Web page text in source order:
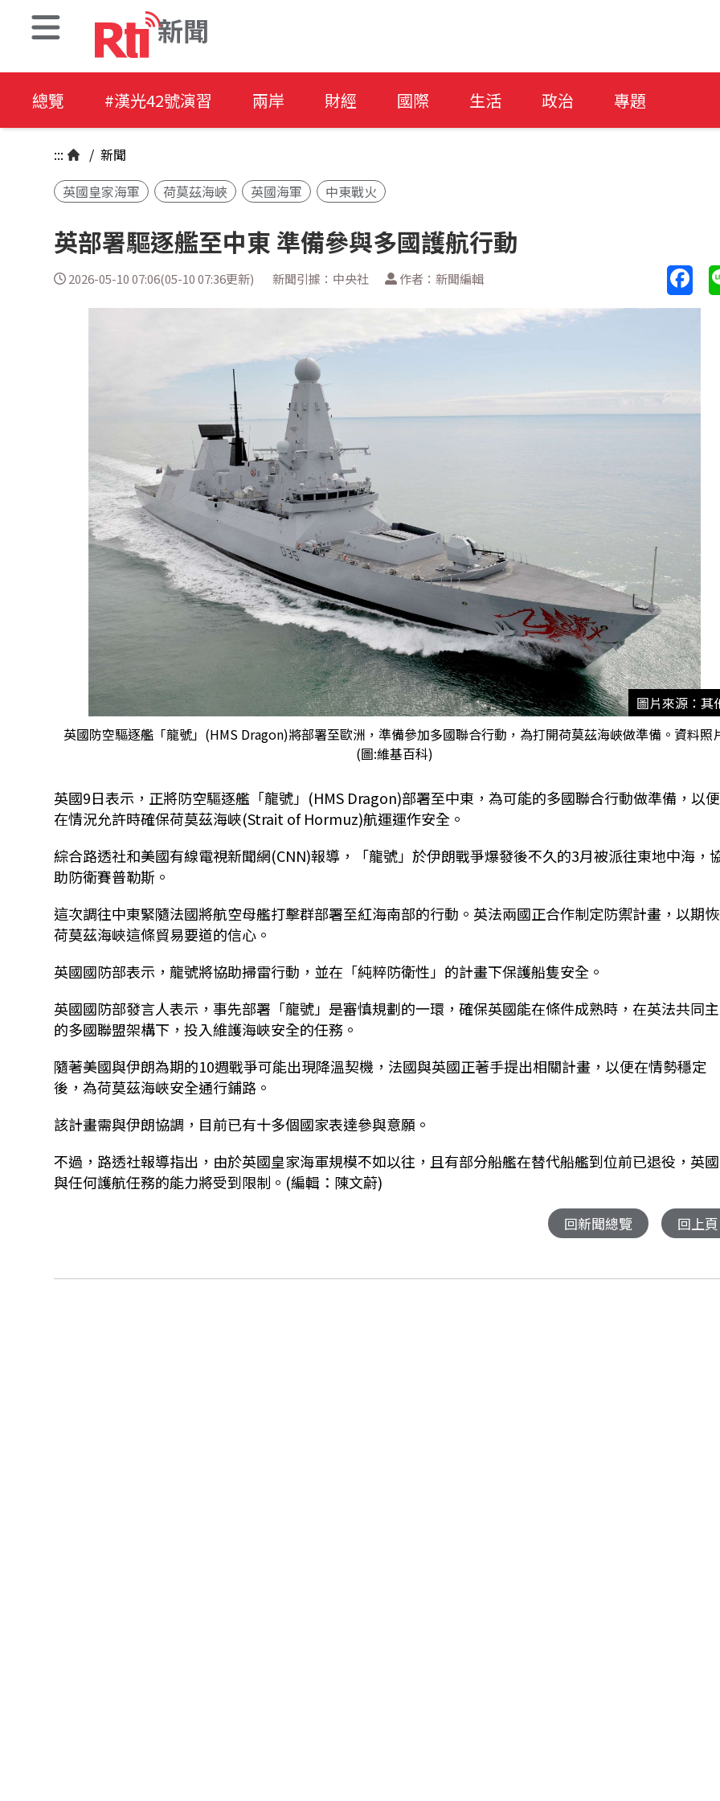
新聞
總覽 #漢光42號演習 兩岸 財經 國際 生活 政治 專題
::: / 新聞
英國皇家海軍
荷莫茲海峽 英國海軍 中東戰火
英部署驅逐艦至中東 準備參與多國護航行動
2026-05-10 07:06(05-10 07:36更新) 新聞引據：中央社 作者：新聞編輯
圖片來源：其
英國防空驅逐艦「龍號」(HMS Dragon)將部署至歐洲，準備參加多國聯合行動，為打開荷莫茲海峽做準備。資料照
(圖:維基百科)
英國9日表示，正將防空驅逐艦「龍號」(HMS Dragon)部署至中東，為可能的多國聯合行動做準備，以便
在情況允許時確保荷莫茲海峽(Strait of Hormuz)航運運作安全。
綜合路透社和美國有線電視新聞網(CNN)報導，「龍號」於伊朗戰爭爆發後不久的3月被派往東地中海，
助防衛賽普勒斯。
這次調往中東緊隨法國將航空母艦打擊群部署至紅海南部的行動。英法兩國正合作制定防禦計畫，以期
荷莫茲海峽這條貿易要道的信心。
英國國防部表示，龍號將協助掃雷行動，並在「純粹防衛性」的計畫下保護船隻安全。
英國國防部發言人表示，事先部署「龍號」是審慎規劃的一環，確保英國能在條件成熟時，在英法共同
的多國聯盟架構下，投入維護海峽安全的任務。
隨著美國與伊朗為期的10週戰爭可能出現降溫契機，法國與英國正著手提出相關計畫，以便在情勢穩定
後，為荷莫茲海峽安全通行鋪路。
該計畫需與伊朗協調，目前已有十多個國家表達參與意願。
不過，路透社報導指出，由於英國皇家海軍規模不如以往，且有部分船艦在替代船艦到位前已退役，英
與任何護航任務的能力將受到限制。(編輯：陳文蔚)
回新聞總覽 回上頁